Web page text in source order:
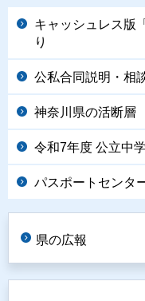
キャッシュレス版
り
公私合同説明・相
神奈川県の活断層
令和7年度 公立中
パスポートセンタ
県の広報